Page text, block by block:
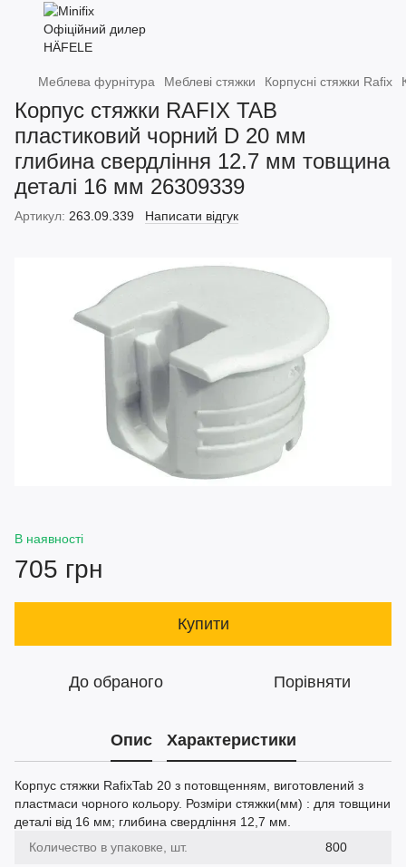
Меблева фурнітура Меблеві стяжки Корпусні стяжки Rafix
Корпус стяжки RAFIX TAB
пластиковий чорний D 20 мм
глибина свердління 12.7 мм товщина
деталі 16 мм 26309339
Артикул: 263.09.339 Написати відгук
В наявності
705 грн
Купити
До обраного Порівняти
Опис Характеристики
Корпус стяжки RafixTab 20 з потовщенням, виготовлений з
пластмаси чорного кольору. Розміри стяжки(мм) : для товщини
деталі від 16 мм; глибина свердління 12,7 мм.
Количество в упаковке, шт.
800